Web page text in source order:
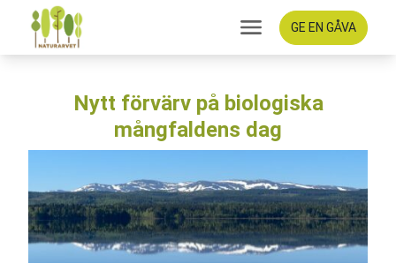
GE EN GÅVA
Nytt förvärv på biologiska
mångfaldens dag